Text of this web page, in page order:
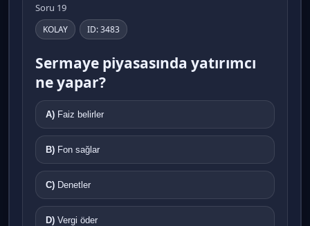
Soru 19
KOLAY ID: 3483
Sermaye piyasasında yatırımcı
ne yapar?
A) Faiz belirler
B) Fon sağlar
C) Denetler
D) Vergi öder